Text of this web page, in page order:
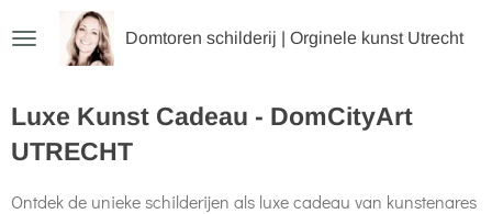
de
hoofdinhoud
Domtoren schilderij | Orginele kunst Utrecht
Luxe Kunst Cadeau - DomCityArt
UTRECHT
Ontdek de unieke schilderijen als luxe cadeau van kunstenares